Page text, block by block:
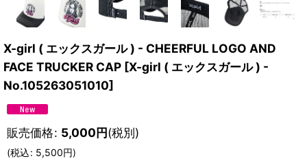
X-girl ( エックスガール ) - CHEERFUL LOGO AND
FACE TRUCKER CAP [X-girl ( エックスガール ) -
No.105263051010]
販売価格: 5,000円(税別)
(税込: 5,500円)